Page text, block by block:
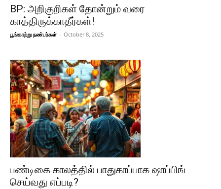
BP: அறிகுறிகள் தோன்றும் வரை
காத்திருக்காதீர்கள்!
பூங்காற்று நண்பர்கள் - October 8, 2025
பண்டிகை காலத்தில் பாதுகாப்பாக ஷாப்பிங்
செய்வது எப்படி?